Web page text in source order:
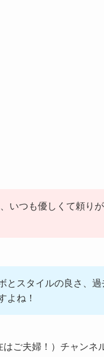
いつも優しくて頼り
とスタイルの良さ、
よね！
ご夫婦！）チャンネ